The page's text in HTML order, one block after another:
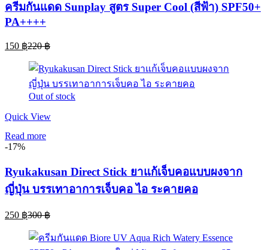
ครีมกันแดด Sunplay สูตร Super Cool (สีฟ้า) SPF50+
PA++++
150 ฿Current
is:
150 ฿.
220฿Original
was:
Out of stock
Quick View
Read more
-17%
Ryukakusan Direct Stick ยาแก้เจ็บคอแบบผงจาก
ญี่ปุ่น บรรเทาอาการเจ็บคอ ไอ ระคายคอ
250 ฿Current
is:
300฿Original
was: